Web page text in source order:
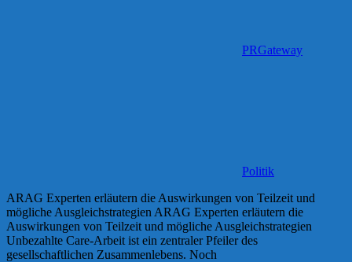
PRGateway
Politik
ARAG Experten erläutern die Auswirkungen von Teilzeit und
mögliche Ausgleichstrategien ARAG Experten erläutern die
Auswirkungen von Teilzeit und mögliche Ausgleichstrategien
Unbezahlte Care-Arbeit ist ein zentraler Pfeiler des
gesellschaftlichen Zusammenlebens. Noch